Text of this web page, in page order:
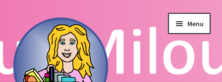
door
naar
navigatie
de
inhoud
Menu